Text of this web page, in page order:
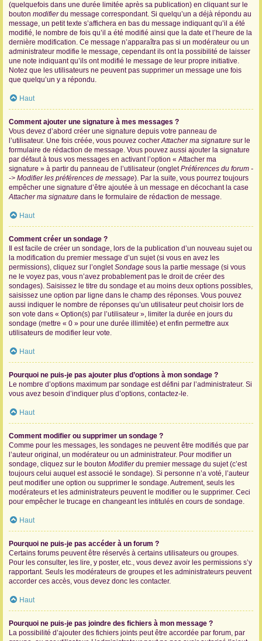
(quelquefois dans une durée limitée après sa publication) en cliquant sur le
bouton modifierdu message correspondant. Si quelqu’un a déjà répondu au
message, un petit texte s’affichera en bas du message indiquant qu’il a été
modifié, le nombre de fois qu’il a été modifié ainsi que la date et l’heure de la
dernière modification. Ce message n’apparaîtra pas si un modérateur ou un
administrateur modifie le message, cependant ils ont la possibilité de laisser
une note indiquant qu’ils ont modifié le message de leur propre initiative.
Notez que les utilisateurs ne peuvent pas supprimer un message une fois
que quelqu’un y a répondu.
Haut
Comment ajouter une signature à mes messages ?
Vous devez d’abord créer une signature depuis votre panneau de
l’utilisateur. Une fois créée, vous pouvez cocherAttacher ma signature sur le
formulaire de rédaction de message. Vous pouvez aussi ajouter la signature
par défaut à tous vos messages en activant l’option « Attacher ma
signature » à partir du panneau de l’utilisateur (ongletPréférences du forum -
-> Modifier les préférences de message). Par la suite, vous pourrez toujours
empêcher une signature d’être ajoutée à un message en décochant la case
Attacher ma signature dans le formulaire de rédaction de message.
Haut
Comment créer un sondage ?
Il est facile de créer un sondage, lors de la publication d’un nouveau sujet ou
la modification du premier message d’un sujet (si vous en avez les
permissions), cliquez sur l’ongletSondage sous la partie message (si vous
ne le voyez pas, vous n’avez probablement pas le droit de créer des
sondages). Saisissez le titre du sondage et au moins deux options possibles,
saisissez une option par ligne dans le champ des réponses. Vous pouvez
aussi indiquer le nombre de réponses qu’un utilisateur peut choisir lors de
son vote dans « Option(s) par l’utilisateur », limiter la durée en jours du
sondage (mettre « 0 » pour une durée illimitée) et enfin permettre aux
utilisateurs de modifier leur vote.
Haut
Pourquoi ne puis-je pas ajouter plus d’options à mon sondage ?
Le nombre d’options maximum par sondage est défini par l’administrateur. Si
vous avez besoin d’indiquer plus d’options, contactez-le.
Haut
Comment modifier ou supprimer un sondage ?
Comme pour les messages, les sondages ne peuvent être modifiés que par
l’auteur original, un modérateur ou un administrateur. Pour modifier un
sondage, cliquez sur le bouton Modifierdu premier message du sujet (c’est
toujours celui auquel est associé le sondage). Si personne n’a voté, l’auteur
peut modifier une option ou supprimer le sondage. Autrement, seuls les
modérateurs et les administrateurs peuvent le modifier ou le supprimer. Ceci
pour empêcher le trucage en changeant les intitulés en cours de sondage.
Haut
Pourquoi ne puis-je pas accéder à un forum ?
Certains forums peuvent être réservés à certains utilisateurs ou groupes.
Pour les consulter, les lire, y poster, etc., vous devez avoir les permissions s’y
rapportant. Seuls les modérateurs de groupes et les administrateurs peuvent
accorder ces accès, vous devez donc les contacter.
Haut
Pourquoi ne puis-je pas joindre des fichiers à mon message ?
La possibilité d’ajouter des fichiers joints peut être accordée par forum, par